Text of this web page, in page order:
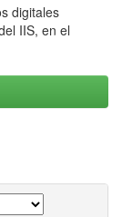
digitales
IIS, en el